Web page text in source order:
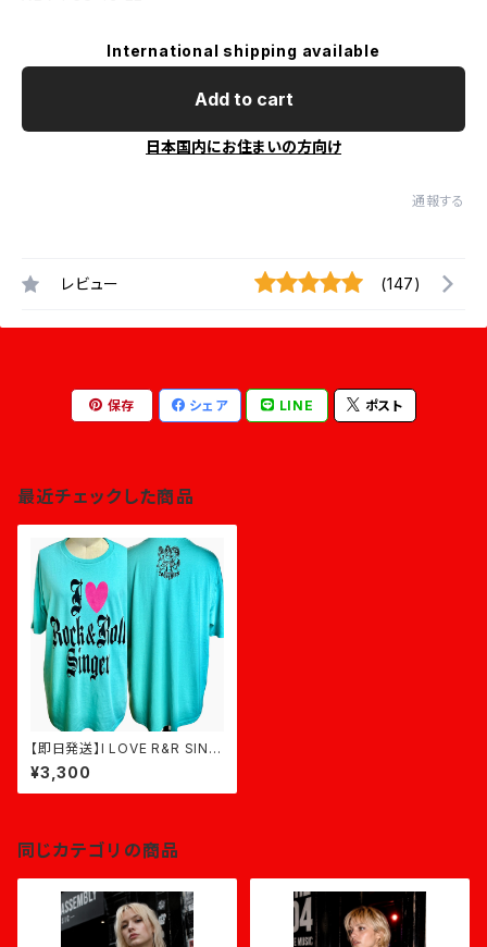
International shipping available
Add to cart
日本国内にお住まいの方向け
通報する
レビュー (147)
保存 シェア LINE ポスト
最近チェックした商品
【即日発送】I LOVE R&R SING
ER★ミントグリーン
¥3,300
同じカテゴリの商品